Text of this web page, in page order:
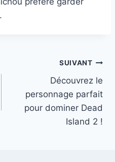
SUIVANT
Découvrez le
personnage parfait
pour dominer Dead
Island 2 !